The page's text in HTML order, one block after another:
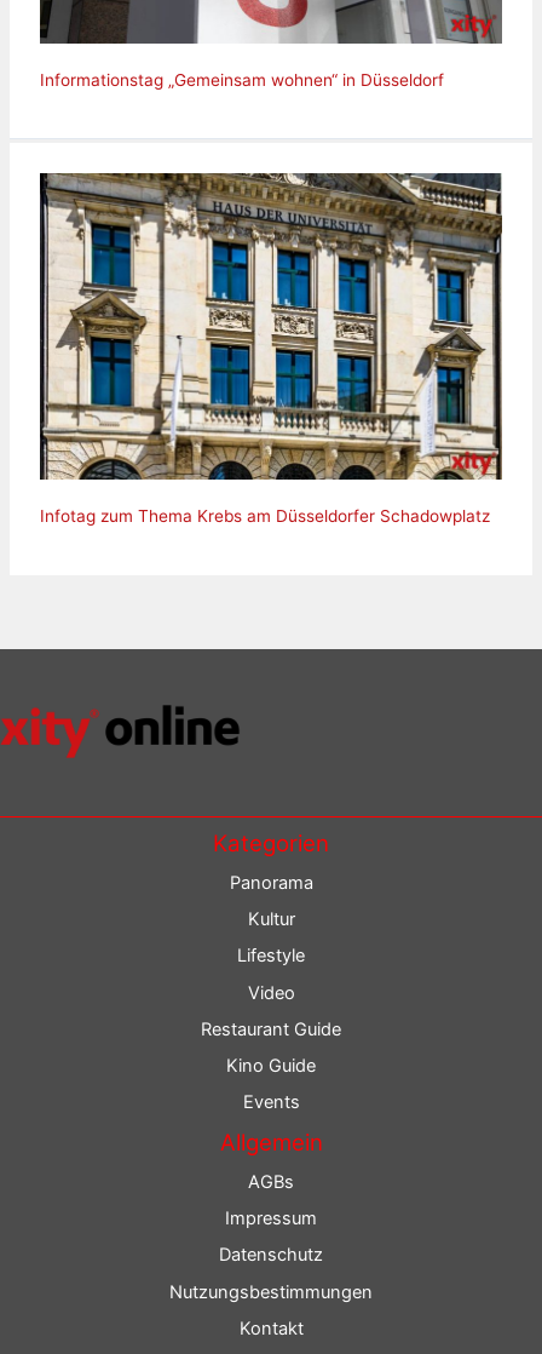
Informationstag „Gemeinsam wohnen“ in Düsseldorf
Infotag zum Thema Krebs am Düsseldorfer Schadowplatz
Kategorien
Panorama
Kultur
Lifestyle
Video
Restaurant Guide
Kino Guide
Events
Allgemein
AGBs
Impressum
Datenschutz
Nutzungsbestimmungen
Kontakt